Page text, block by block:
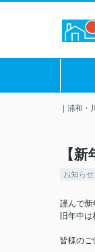
｜浦和・
【
お知らせ
謹んで新
旧年中
皆様のご